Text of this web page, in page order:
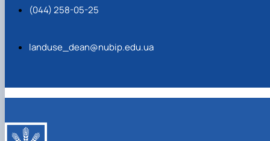
(044) 258-05-25
landuse_dean@nubip.edu.ua